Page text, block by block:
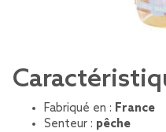
Fabriqué en : France
Senteur : pêche